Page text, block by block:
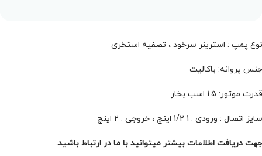
پمپ : استرینر سرخود ، تصفیه استخری
پروانه: باکالیت
موتور: 1.5 اسب بخار
اتصال : ورودی : 1 1/2 اینچ ، خروجی : 2 اینچ
دریافت اطلاعات بیشتر میتوانید با ما در ارتباط باشید.